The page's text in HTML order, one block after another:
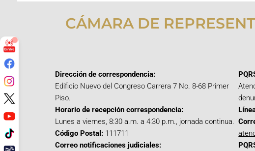
CÁMARA DE
Dirección de correspondencia:
Edificio Nuevo del Congreso Carrera 7 No. 8-68 Primer
Piso.
Horario de recepción correspondencia:
Lunes a viernes, 8:30 a.m. a 4:30 p.m., jornada continua.
Código Postal: 111711
Correo notificaciones judiciales: